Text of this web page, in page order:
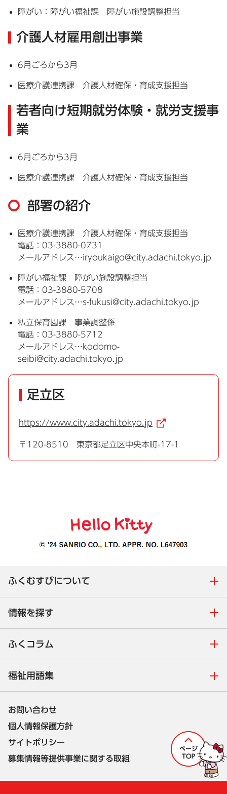
障がい：障がい福祉課 障がい施設調整担当
介護人材雇用創出事業
6月ごろから3月
医療介護連携課 介護人材確保・育成支援担当
若者向け短期就労体験・就労支援事
業
6月ごろから3月
医療介護連携課 介護人材確保・育成支援担当
部署の紹介
医療介護連携課 介護人材確保・育成支援担当
電話：03-3880-0731
メールアドレス…iryoukaigo@city.adachi.tokyo.jp
障がい福祉課 障がい施設調整担当
電話：03-3880-5708
メールアドレス…s-fukusi@city.adachi.tokyo.jp
私立保育園課 事業調整係
電話：03-3880-5712
メールアドレス…kodomo-
seibi@city.adachi.tokyo.jp
足立区
https://www.city.adachi.tokyo.jp
〒120-8510 東京都足立区中央本町-17-1
ふくむすびについて
情報を探す
ふくコラム
福祉用語集
お問い合わせ
個人情報保護方針
サイトポリシー
募集情報等提供事業に関する取組